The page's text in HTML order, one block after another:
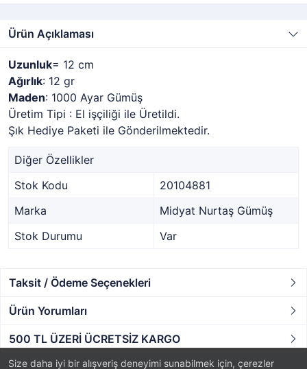
Size daha iyi bir alışveriş deneyimi sunabilmek için, çerezler
Ürün Açıklaması
Uzunluk= 12 cm
Ağırlık: 12 gr
Maden: 1000 Ayar Gümüş
Üretim Tipi : El işçiliği ile Üretildi.
Şık Hediye Paketi ile Gönderilmektedir.
Diğer Özellikler
Stok Kodu
20104881
Marka
Midyat Nurtaş Gümüş
Stok Durumu
Var
Taksit / Ödeme Seçenekleri
Ürün Yorumları
500 TL ÜZERİ ÜCRETSİZ KARGO